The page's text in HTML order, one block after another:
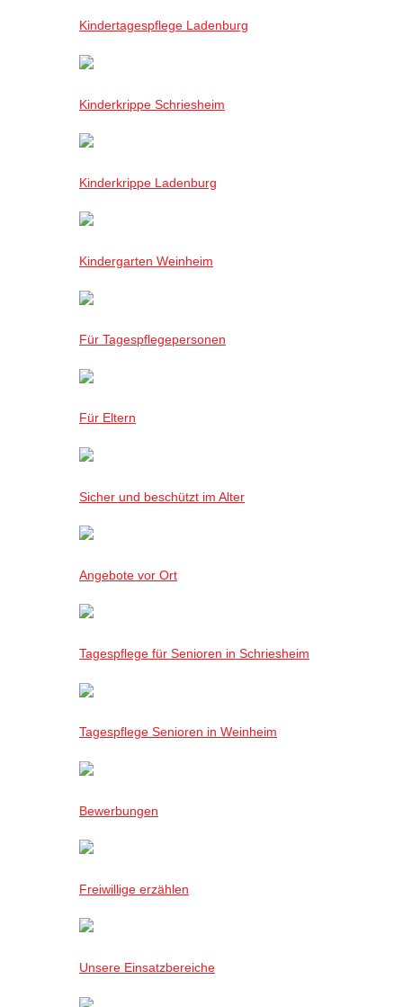
Kindertagespflege Ladenburg
Kinderkrippe Schriesheim
Kinderkrippe Ladenburg
Kindergarten Weinheim
Für Tagespflegepersonen
Für Eltern
Sicher und beschützt im Alter
Angebote vor Ort
Tagespflege für Senioren in Schriesheim
Tagespflege Senioren in Weinheim
Bewerbungen
Freiwillige erzählen
Unsere Einsatzbereiche